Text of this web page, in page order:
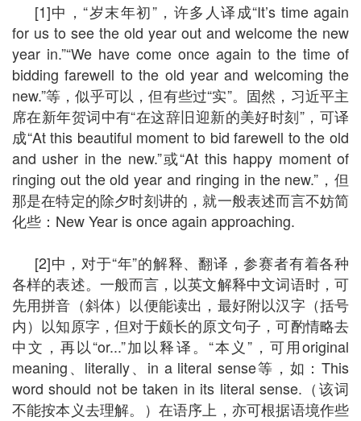
[1]中，“岁末年初”，许多人译成“It’s time again
for us to see the old year out and welcome the new
year in.”“We have come once again to the time of
bidding farewell to the old year and welcoming the
new.”等，似乎可以，但有些过“实”。固然，习近平主
席在新年贺词中有“在这辞旧迎新的美好时刻”，可译
成“At this beautiful moment to bid farewell to the old
and usher in the new.”或“At this happy moment of
ringing out the old year and ringing in the new.”，但
那是在特定的除夕时刻讲的，就一般表述而言不妨简
化些：New Year is once again approaching.
[2]中，对于“年”的解释、翻译，参赛者有着各种
各样的表述。一般而言，以英文解释中文词语时，可
先用拼音（斜体）以便能读出，最好附以汉字（括号
内）以知原字，但对于颇长的原文句子，可酌情略去
中文，再以“or...”加以释译。“本义”，可用original
meaning、literally、in a literal sense等，如：This
word should not be taken in its literal sense.（该词
不能按本义去理解。）在语序上，亦可根据语境作些